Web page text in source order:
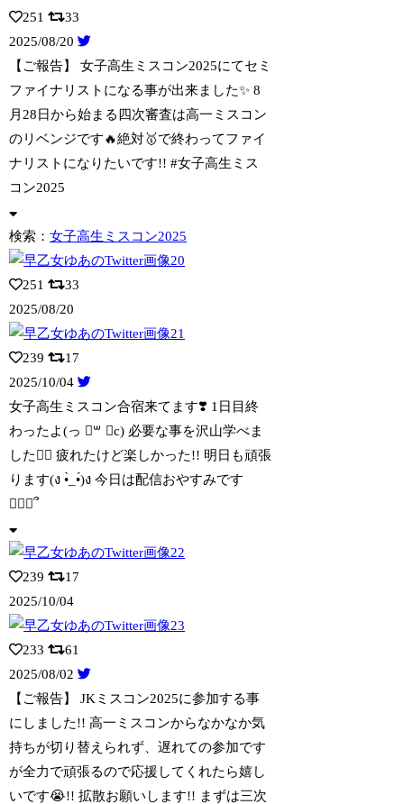
251
33
2025/08/20
【ご報告】 女子高生ミスコン2025にてセミ
ファイナリストになる事が出来ました✨ ️ 8
月28日から始まる四次審査は高一ミスコン
のリベンジです🔥絶対🥇で終わってファイ
ナリストになりたいです!! #女子高生ミス
コン2025
検索：女子高生ミスコン2025
251
33
2025/08/20
239
17
2025/10/04
女子高生ミスコン合宿来てます❣️ 1日目終
わったよ(っ ॑꒳ ॑c) 必要な事を沢山学べま
した❤️‍🔥 疲れたけど楽しかった!! 明日も頑張
ります(ง •̀_•́)ง 今日は配信おやすみです
🙇🏻‍♀️՞
239
17
2025/10/04
233
61
2025/08/02
【ご報告】 JKミスコン2025に参加する事
にしました!! 高一ミスコンからなかなか気
持ちが切り替えられず、遅れての参加です
が全力で頑張るので応援してくれたら嬉し
いです😭!! 拡散お願いします!! まずは三次